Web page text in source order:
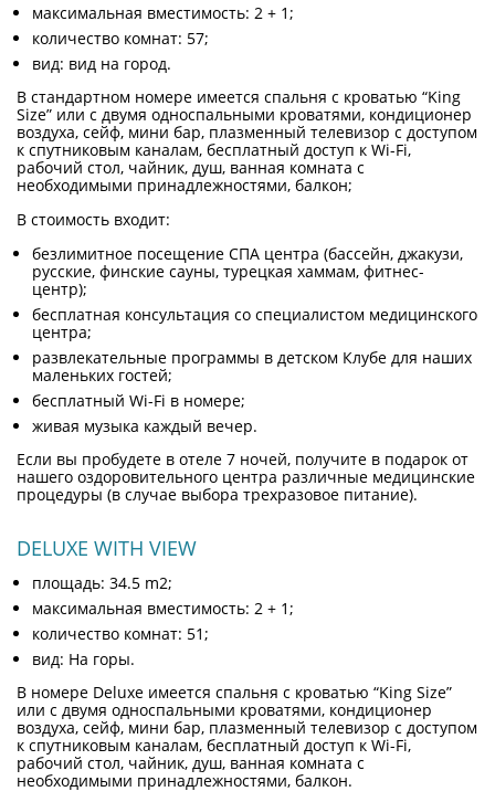
максимальная вместимость: 2 + 1;
количество комнат: 57;
вид: вид на город.
В стандартном номере имеется спальня с кроватью “King
Size” или c двумя односпальными кроватями, кондиционер
воздуха, сейф, мини бар, плазменный телевизор с доступом
к спутниковым каналам, бесплатный доступ к Wi-Fi,
рабочий стол, чайник, душ, ванная комната с
необходимыми принадлежностями, балкон;
В стоимость входит:
безлимитное посещение СПА центра (бассейн, джакузи,
русские, финские сауны, турецкая хаммам, фитнес-
центр);
бесплатная консультация со специалистом медицинского
центра;
развлекательные программы в детском Клубе для наших
маленьких гостей;
бесплатный Wi-Fi в номере;
живая музыка каждый вечер.
Если вы пробудете в отеле 7 ночей, получите в подарок от
нашего оздоровительного центра различные медицинские
процедуры (в случае выбора трехразовое питание).
DELUXE WITH VIEW
площадь: 34.5 m2;
максимальная вместимость: 2 + 1;
количество комнат: 51;
вид: На горы.
В номере Deluxe имеется спальня с кроватью “King Size”
или c двумя односпальными кроватями, кондиционер
воздуха, сейф, мини бар, плазменный телевизор с доступом
к спутниковым каналам, бесплатный доступ к Wi-Fi,
рабочий стол, чайник, душ, ванная комната с
необходимыми принадлежностями, балкон.